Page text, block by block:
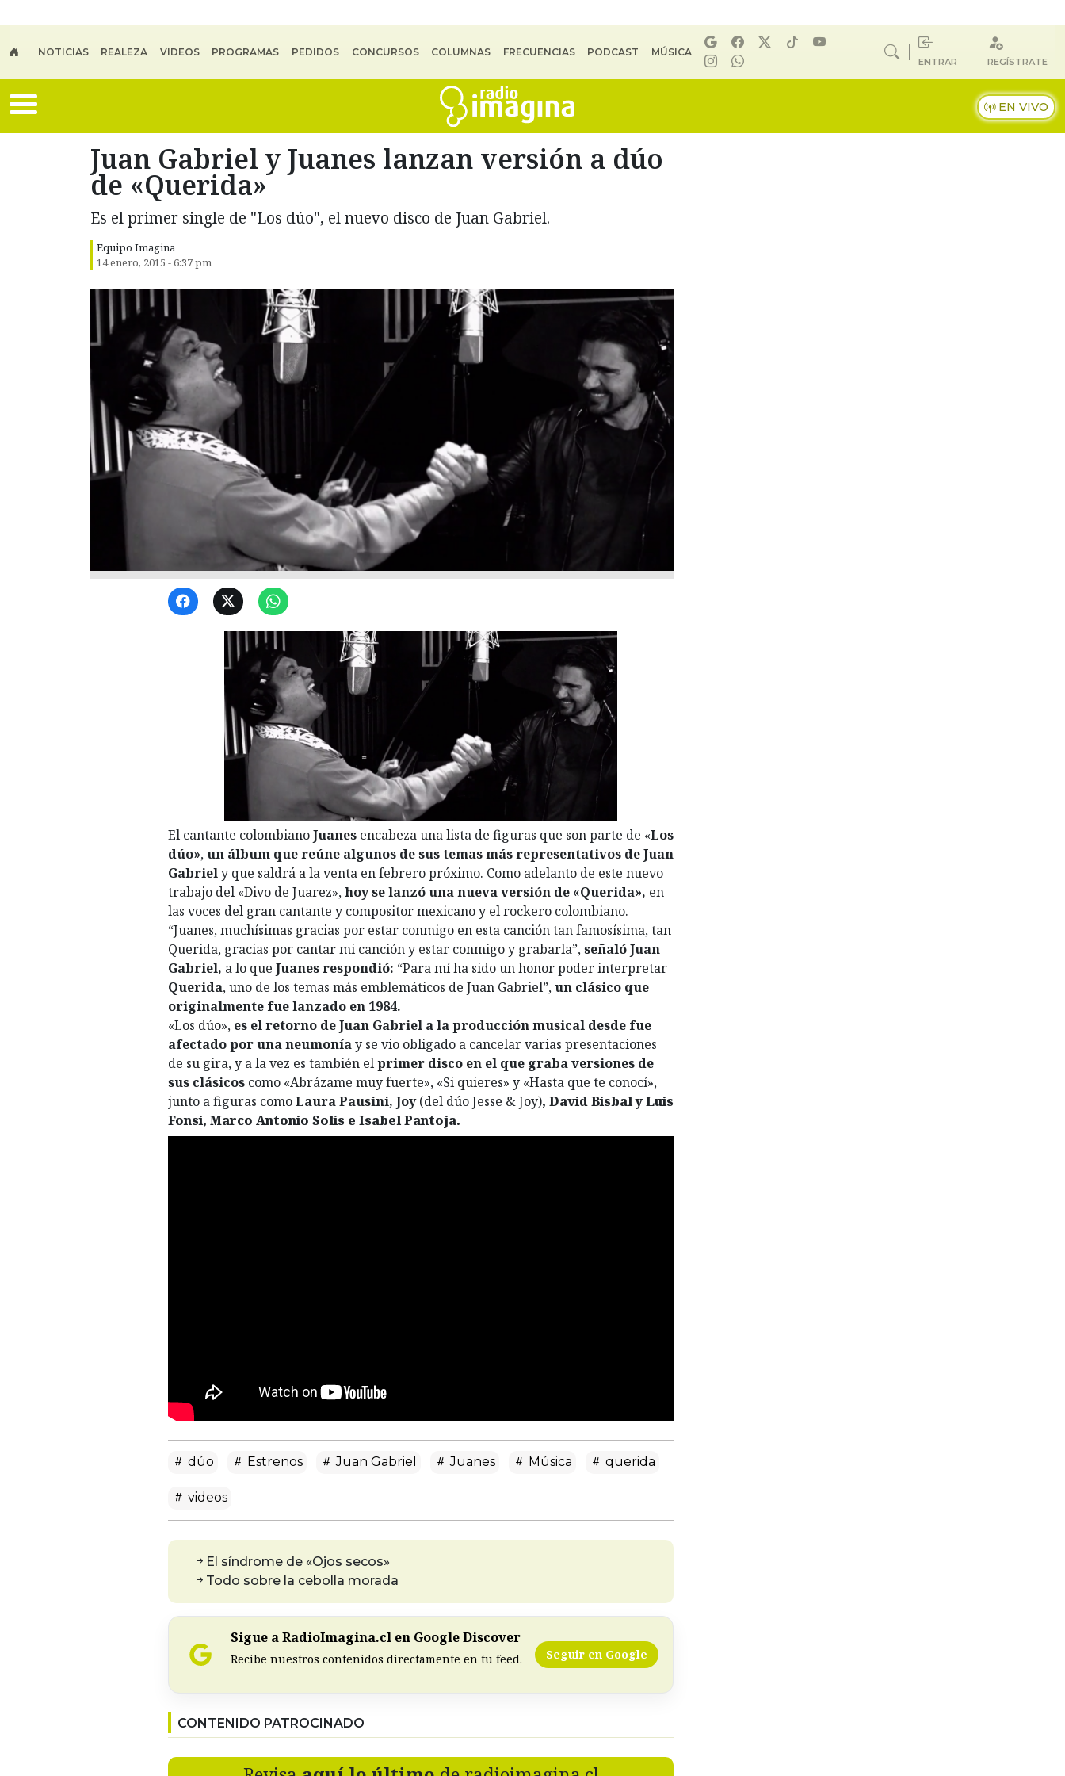
NOTICIAS REALEZA VIDEOS PROGRAMAS PEDIDOS CONCURSOS COLUMNAS FRECUENCIAS PODCAST MÚSICA
ENTRAR REGÍSTRATE
EN VIVO
Juan Gabriel y Juanes lanzan versión a dúo
de «Querida»
Es el primer single de "Los dúo", el nuevo disco de Juan Gabriel.
Equipo Imagina
14 enero, 2015 - 6:37 pm
El cantante colombianoJuanes encabeza una lista de figuras que son parte de «Los
dúo»,un álbum que reúne algunos de sus temas más representativos de Juan
Gabriely que saldrá a la venta en febrero próximo. Como adelanto de este nuevo
trabajo del «Divo de Juarez»,hoy selanzó una nueva versión de «Querida», en
las voces del gran cantante y compositor mexicano y el rockero colombiano.
“Juanes, muchísimas gracias por estar conmigo en esta canción tan famosísima, tan
Querida, gracias por cantar mi canción y estar conmigo y grabarla”,señaló Juan
Gabriel, a lo que Juanes respondió: “Para mí ha sido un honor poder interpretar
Querida, uno de los temas más emblemáticos de Juan Gabriel”,un clásico que
originalmente fue lanzado en 1984.
«Los dúo», es el retorno de Juan Gabriel a la producción musical desde fue
afectado por unaneumoníay se vio obligado a cancelar varias presentaciones
de su gira, y a la vez es también elprimer disco en el que graba versiones de
sus clásicos como «Abrázame muy fuerte», «Si quieres» y «Hasta que te conocí»,
junto a figuras comoLaura Pausini, Joy(del dúo Jesse & Joy), David Bisbal y Luis
Fonsi, Marco Antonio Solís e Isabel Pantoja.
dúo Estrenos Juan Gabriel Juanes Música querida
videos
El síndrome de «Ojos secos»
Todo sobre la cebolla morada
Sigue a RadioImagina.cl en Google Discover
Recibe nuestros contenidos directamente en tu feed. Seguir en Google
CONTENIDO PATROCINADO